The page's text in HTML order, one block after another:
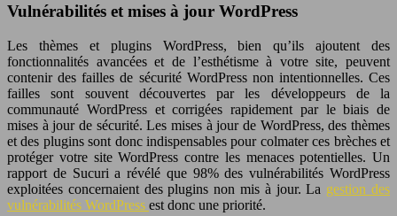
Vulnérabilités et mises à jour WordPress
Les thèmes et plugins WordPress, bien qu’ils ajoutent des
fonctionnalités avancées et de l’esthétisme à votre site, peuvent
contenir des failles de sécurité WordPress non intentionnelles. Ces
failles sont souvent découvertes par les développeurs de la
communauté WordPress et corrigées rapidement par le biais de
mises à jour de sécurité. Les mises à jour de WordPress, des thèmes
et des plugins sont donc indispensables pour colmater ces brèches et
protéger votre site WordPress contre les menaces potentielles. Un
rapport de Sucuri a révélé que 98% des vulnérabilités WordPress
exploitées concernaient des plugins non mis à jour. La gestion des
vulnérabilités WordPress est donc une priorité.